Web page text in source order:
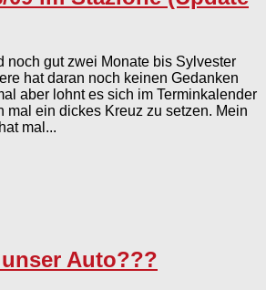
noch gut zwei Monate bis Sylvester
hat daran noch keinen Gedanken
aber lohnt es sich im Terminkalender
mal ein dickes Kreuz zu setzen. Mein
mal...
Auto???